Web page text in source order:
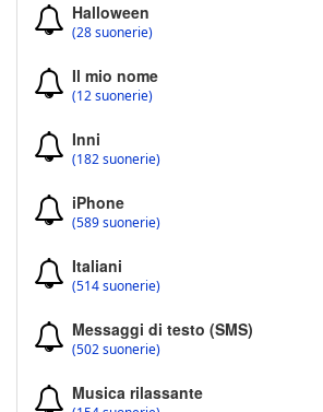
Halloween
(28 suonerie)
Il mio nome
(12 suonerie)
Inni
(182 suonerie)
iPhone
(589 suonerie)
Italiani
(514 suonerie)
Messaggi di testo (SMS)
(502 suonerie)
Musica rilassante